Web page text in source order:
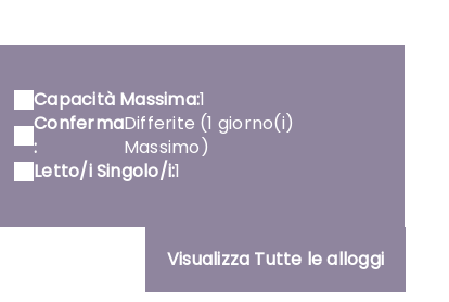
Capacità Massima:1
Conferma
:
Differite (1 giorno(i)
Massimo)
Letto/i Singolo/i:1
Visualizza Tutte le alloggi